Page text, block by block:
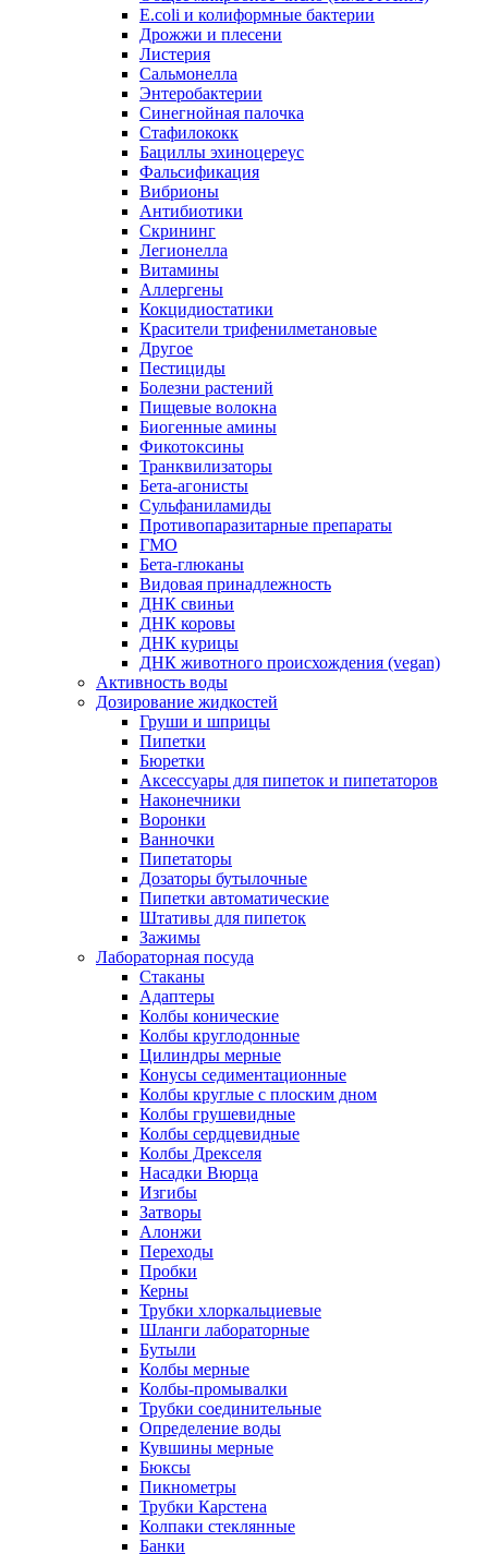
E.coli и колиформные бактерии
Дрожжи и плесени
Листерия
Сальмонелла
Энтеробактерии
Синегнойная палочка
Стафилококк
Бациллы эхиноцереус
Фальсификация
Вибрионы
Антибиотики
Скрининг
Легионелла
Витамины
Аллергены
Кокцидиостатики
Красители трифенилметановые
Другое
Пестициды
Болезни растений
Пищевые волокна
Биогенные амины
Фикотоксины
Транквилизаторы
Бета-агонисты
Сульфаниламиды
Противопаразитарные препараты
ГМО
Бета-глюканы
Видовая принадлежность
ДНК свиньи
ДНК коровы
ДНК курицы
ДНК животного происхождения (vegan)
Активность воды
Дозирование жидкостей
Груши и шприцы
Пипетки
Бюретки
Аксессуары для пипеток и пипетаторов
Наконечники
Воронки
Ванночки
Пипетаторы
Дозаторы бутылочные
Пипетки автоматические
Штативы для пипеток
Зажимы
Лабораторная посуда
Стаканы
Адаптеры
Колбы конические
Колбы круглодонные
Цилиндры мерные
Конусы седиментационные
Колбы круглые с плоским дном
Колбы грушевидные
Колбы сердцевидные
Колбы Дрекселя
Насадки Вюрца
Изгибы
Затворы
Алонжи
Переходы
Пробки
Керны
Трубки хлоркальциевые
Шланги лабораторные
Бутыли
Колбы мерные
Колбы-промывалки
Трубки соединительные
Определение воды
Кувшины мерные
Бюксы
Пикнометры
Трубки Карстена
Колпаки стеклянные
Банки